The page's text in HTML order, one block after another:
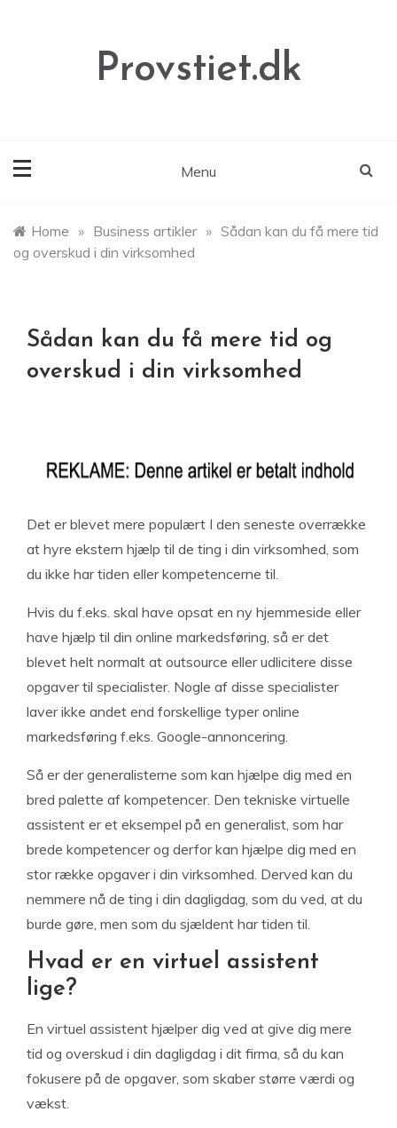
Provstiet.dk
Menu
Home » Business artikler » Sådan kan du få mere tid
og overskud i din virksomhed
Sådan kan du få mere tid og
overskud i din virksomhed
Det er blevet mere populært I den seneste overrække
at hyre ekstern hjælp til de ting i din virksomhed, som
du ikke har tiden eller kompetencerne til.
Hvis du f.eks. skal have opsat en ny hjemmeside eller
have hjælp til din online markedsføring, så er det
blevet helt normalt at outsource eller udlicitere disse
opgaver til specialister. Nogle af disse specialister
laver ikke andet end forskellige typer online
markedsføring f.eks. Google-annoncering.
Så er der generalisterne som kan hjælpe dig med en
bred palette af kompetencer. Den tekniske virtuelle
assistent er et eksempel på en generalist, som har
brede kompetencer og derfor kan hjælpe dig med en
stor række opgaver i din virksomhed. Derved kan du
nemmere nå de ting i din dagligdag, som du ved, at du
burde gøre, men som du sjældent har tiden til.
Hvad er en virtuel assistent
lige?
En virtuel assistent hjælper dig ved at give dig mere
tid og overskud i din dagligdag i dit firma, så du kan
fokusere på de opgaver, som skaber større værdi og
vækst.